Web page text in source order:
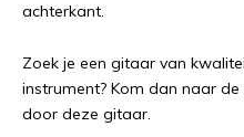
achterkant.
Zoek je een gitaar van
instrument? Kom dan naar
door deze gitaar.